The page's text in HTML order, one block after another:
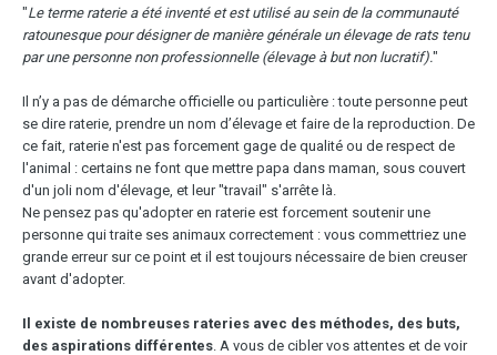
"Le terme raterie a été inventé et est utilisé au sein de la communauté
ratounesque pour désigner de manière générale un élevage de rats tenu
par une personne non professionnelle (élevage à but non lucratif)."
Il n’y a pas de démarche officielle ou particulière : toute personne peut
se dire raterie, prendre un nom d’élevage et faire de la reproduction. De
ce fait, raterie n'est pas forcement gage de qualité ou de respect de
l'animal : certains ne font que mettre papa dans maman, sous couvert
d'un joli nom d'élevage, et leur "travail" s'arrête là.
Ne pensez pas qu'adopter en raterie est forcement soutenir une
personne qui traite ses animaux correctement : vous commettriez une
grande erreur sur ce point et il est toujours nécessaire de bien creuser
avant d'adopter.
Il existe de nombreuses rateries avec des méthodes, des buts,
des aspirations différentes . A vous de cibler vos attentes et de voir